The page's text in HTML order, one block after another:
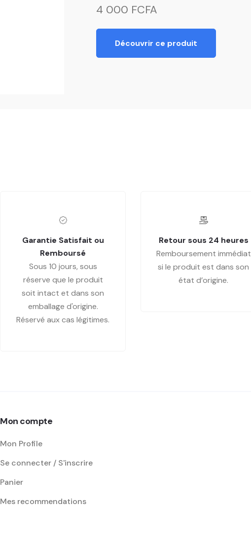
4 000 FCFA
Découvrir ce produit
Garantie Satisfait ou
Remboursé
Sous 10 jours, sous
réserve que le produit
soit intact et dans son
emballage d'origine.
Réservé aux cas légitimes.
Retour sous 24 heures
Remboursement immédiat
si le produit est dans son
état d’origine.
Mon compte
Mon Profile
Se connecter / S'inscrire
Panier
Mes recommendations